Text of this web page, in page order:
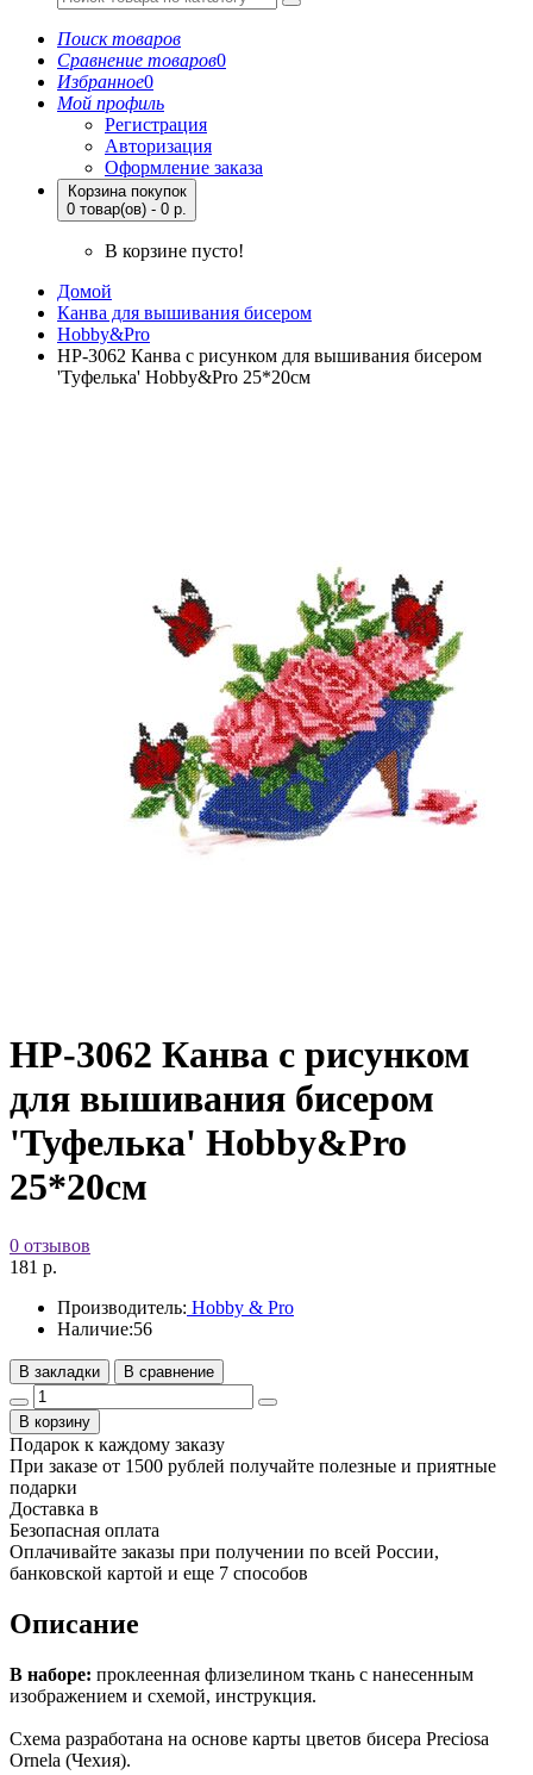
Поиск товаров
Сравнение товаров0
Избранное0
Мой профиль
Регистрация
Авторизация
Оформление заказа
Корзина покупок
0 товар(ов) - 0 р.
В корзине пусто!
Домой
Канва для вышивания бисером
Hobby&Pro
НР-3062 Канва с рисунком для вышивания бисером
'Туфелька' Hobby&Pro 25*20см
НР-3062 Канва с рисунком
для вышивания бисером
'Туфелька' Hobby&Pro
25*20см
0 отзывов
181 р.
Производитель: Hobby & Pro
Наличие:56
В закладки В сравнение
В корзину
Подарок к каждому заказу
При заказе от 1500 рублей получайте полезные и приятные
подарки
Доставка в
Безопасная оплата
Оплачивайте заказы при получении по всей России,
банковской картой и еще 7 cпособов
Описание
В наборе: проклеенная флизелином ткань с нанесенным
изображением и схемой, инструкция.
Схема разработана на основе карты цветов бисера Preciosa
Ornela (Чехия).